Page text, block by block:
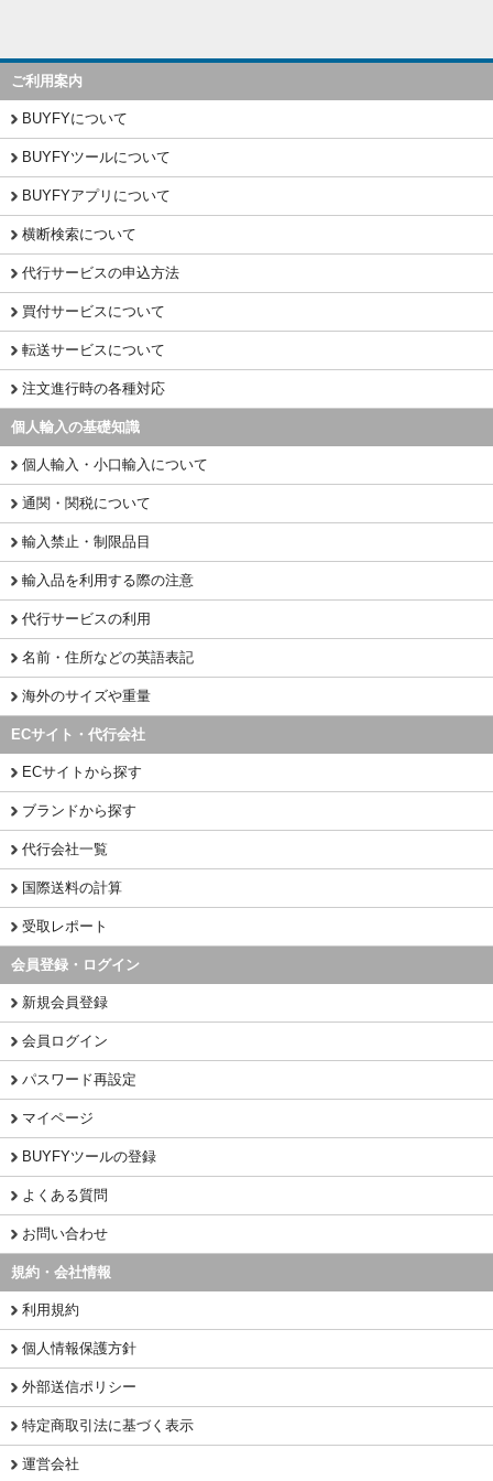
ご利用案内
BUYFYについて
BUYFYツールについて
BUYFYアプリについて
横断検索について
代行サービスの申込方法
買付サービスについて
転送サービスについて
注文進行時の各種対応
個人輸入の基礎知識
個人輸入・小口輸入について
通関・関税について
輸入禁止・制限品目
輸入品を利用する際の注意
代行サービスの利用
名前・住所などの英語表記
海外のサイズや重量
ECサイト・代行会社
ECサイトから探す
ブランドから探す
代行会社一覧
国際送料の計算
受取レポート
会員登録・ログイン
新規会員登録
会員ログイン
パスワード再設定
マイページ
BUYFYツールの登録
よくある質問
お問い合わせ
規約・会社情報
利用規約
個人情報保護方針
外部送信ポリシー
特定商取引法に基づく表示
運営会社